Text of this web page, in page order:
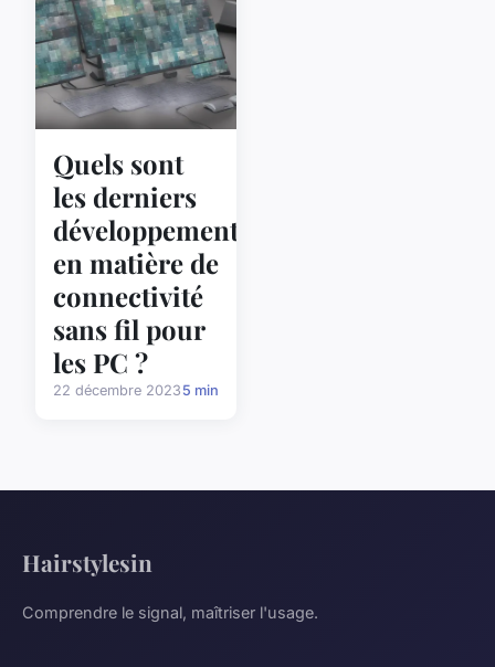
Quels sont
les derniers
développements
en matière de
connectivité
sans fil pour
les PC ?
22 décembre 2023 5 min
Hairstylesin
Comprendre le signal, maîtriser l'usage.